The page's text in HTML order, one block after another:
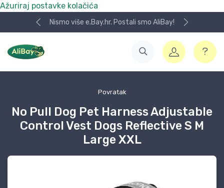
Ažuriraj postavke kolačića
Nismo više e.Bay.hr. Postali smo AliBay!
Povratak
No Pull Dog Pet Harness Adjustable
Control Vest Dogs Reflective S M
Large XXL